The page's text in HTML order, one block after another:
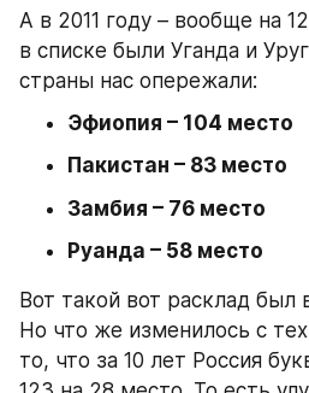
А в 2011 году – вообще на
в списке были Уганда и
страны нас опережали:
Эфиопия – 104 место
Пакистан – 83 место
Замбия – 76 место
Руанда – 58 место
Вот такой вот расклад был
Но что же изменилось с
то, что за 10 лет Россия